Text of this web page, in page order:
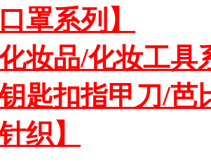
罩系列】
化妆品/化妆工具
钥匙扣指甲刀/
织】